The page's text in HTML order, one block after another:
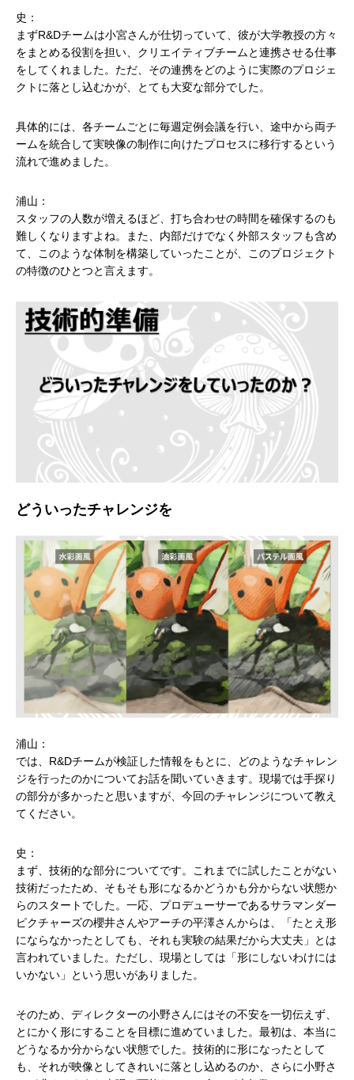
史：
まずR&Dチームは小宮さんが仕切っていて、彼が大学教授の方々
をまとめる役割を担い、クリエイティブチームと連携させる仕事
をしてくれました。ただ、その連携をどのように実際のプロジェ
クトに落とし込むかが、とても大変な部分でした。
具体的には、各チームごとに毎週定例会議を行い、途中から両チ
ームを統合して実映像の制作に向けたプロセスに移行するという
流れで進めました。
浦山：
スタッフの人数が増えるほど、打ち合わせの時間を確保するのも
難しくなりますよね。また、内部だけでなく外部スタッフも含め
て、このような体制を構築していったことが、このプロジェクト
の特徴のひとつと言えます。
どういったチャレンジを
浦山：
では、R&Dチームが検証した情報をもとに、どのようなチャレン
ジを行ったのかについてお話を聞いていきます。現場では手探り
の部分が多かったと思いますが、今回のチャレンジについて教え
てください。
史：
まず、技術的な部分についてです。これまでに試したことがない
技術だったため、そもそも形になるかどうかも分からない状態か
らのスタートでした。一応、プロデューサーであるサラマンダー
ピクチャーズの櫻井さんやアーチの平澤さんからは、「たとえ形
にならなかったとしても、それも実験の結果だから大丈夫」とは
言われていました。ただし、現場としては「形にしないわけには
いかない」という思いがありました。
そのため、ディレクターの小野さんにはその不安を一切伝えず、
とにかく形にすることを目標に進めていました。最初は、本当に
どうなるか分からない状態でした。技術的に形になったとして
も、それが映像としてきれいに落とし込めるのか、さらに小野さ